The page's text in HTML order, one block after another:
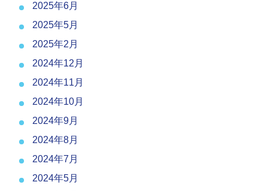
2025年6月
2025年5月
2025年2月
2024年12月
2024年11月
2024年10月
2024年9月
2024年8月
2024年7月
2024年5月